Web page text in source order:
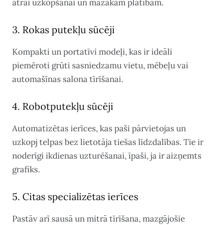
ātrai uzkopšanai un mazākām platībām.
3. Rokas putekļu sūcēji
Kompakti un portatīvi modeļi, kas ir ideāli
piemēroti grūti sasniedzamu vietu, mēbeļu vai
automašīnas salona tīrīšanai.
4. Robotputekļu sūcēji
Automatizētas ierīces, kas paši pārvietojas un
uzkopj telpas bez lietotāja tiešas līdzdalības. Tie ir
noderīgi ikdienas uzturēšanai, īpaši, ja ir aizņemts
grafiks.
5. Citas specializētas ierīces
Pastāv arī sausā un mitrā tīrīšana, mazgājošie